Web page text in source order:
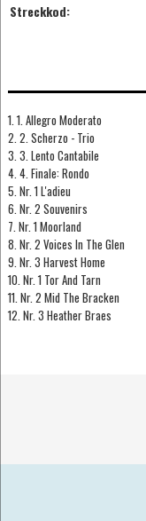
Streckkod:
1. 1. Allegro Moderato
2. 2. Scherzo - Trio
3. 3. Lento Cantabile
4. 4. Finale: Rondo
5. Nr. 1 L'adieu
6. Nr. 2 Souvenirs
7. Nr. 1 Moorland
8. Nr. 2 Voices In The Glen
9. Nr. 3 Harvest Home
10. Nr. 1 Tor And Tarn
11. Nr. 2 Mid The Bracken
12. Nr. 3 Heather Braes